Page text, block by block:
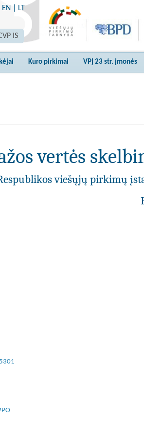
EN LT
IS
Kuro pirkimai VPĮ 23 str. įmonės
vertės
viešųjų pirkimų